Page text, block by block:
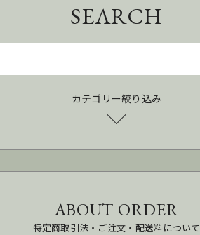
SEARCH
カテゴリー絞り込み
ABOUT ORDER
特定商取引法・ご注文・配送料について